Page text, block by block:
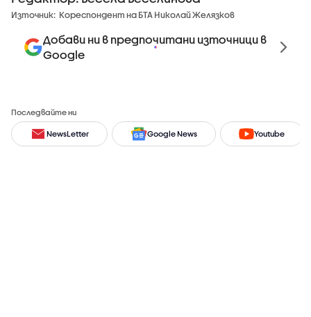
Източник: Кореспондент на БТА Николай Желязков
Добави ни в предпочитани източници в
Google
Последвайте ни
NewsLetter Google News Youtube